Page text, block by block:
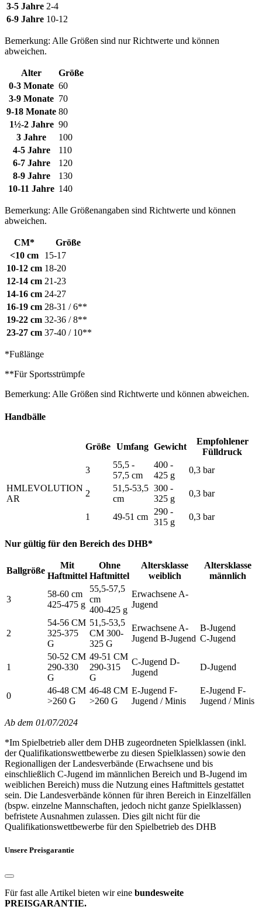
3-5 Jahre 2-4
6-9 Jahre 10-12
Bemerkung: Alle Größen sind nur Richtwerte und können
abweichen.
Alter
Größe
0-3 Monate 60
3-9 Monate 70
9-18 Monate 80
1½-2 Jahre 90
3 Jahre
100
4-5 Jahre
110
6-7 Jahre
120
8-9 Jahre
130
10-11 Jahre 140
Bemerkung: Alle Größenangaben sind Richtwerte und können
abweichen.
CM*
Größe
<10 cm
15-17
10-12 cm 18-20
12-14 cm 21-23
14-16 cm 24-27
16-19 cm 28-31 / 6**
19-22 cm 32-36 / 8**
23-27 cm 37-40 / 10**
*Fußlänge
**Für Sportsstrümpfe
Bemerkung: Alle Größen sind Richtwerte und können abweichen.
Handbälle
Größe Umfang Gewicht
Empfohlener
Fülldruck
HMLEVOLUTION
AR
3
55,5 -
57,5 cm
400 -
425 g
0,3 bar
2
51,5-53,5
cm
300 -
325 g
0,3 bar
1 49-51 cm
290 -
315 g
0,3 bar
Nur gültig für den Bereich des DHB*
Ballgröße
Mit
Haftmittel
Ohne
Haftmittel
Altersklasse
weiblich
Altersklasse
männlich
3
58-60 cm
425-475 g
55,5-57,5
cm
400-425 g
Erwachsene A-
Jugend
2
54-56 CM
325-375
G
51,5-53,5
CM 300-
325 G
Erwachsene A-
Jugend B-Jugend
B-Jugend
C-Jugend
1
50-52 CM
290-330
G
49-51 CM
290-315
G
C-Jugend D-
Jugend
D-Jugend
0
46-48 CM
>260 G
46-48 CM
>260 G
E-Jugend F-
Jugend / Minis
E-Jugend F-
Jugend / Minis
Ab dem 01/07/2024
*Im Spielbetrieb aller dem DHB zugeordneten Spielklassen (inkl.
der Qualifikationswettbewerbe zu diesen Spielklassen) sowie den
Regionalligen der Landesverbände (Erwachsene und bis
einschließlich C-Jugend im männlichen Bereich und B-Jugend im
weiblichen Bereich) muss die Nutzung eines Haftmittels gestattet
sein. Die Landesverbände können für ihren Bereich in Einzelfällen
(bspw. einzelne Mannschaften, jedoch nicht ganze Spielklassen)
befristete Ausnahmen zulassen. Dies gilt nicht für die
Qualifikationswettbewerbe für den Spielbetrieb des DHB
Unsere Preisgarantie
Für fast alle Artikel bieten wir eine bundesweite
PREISGARANTIE.